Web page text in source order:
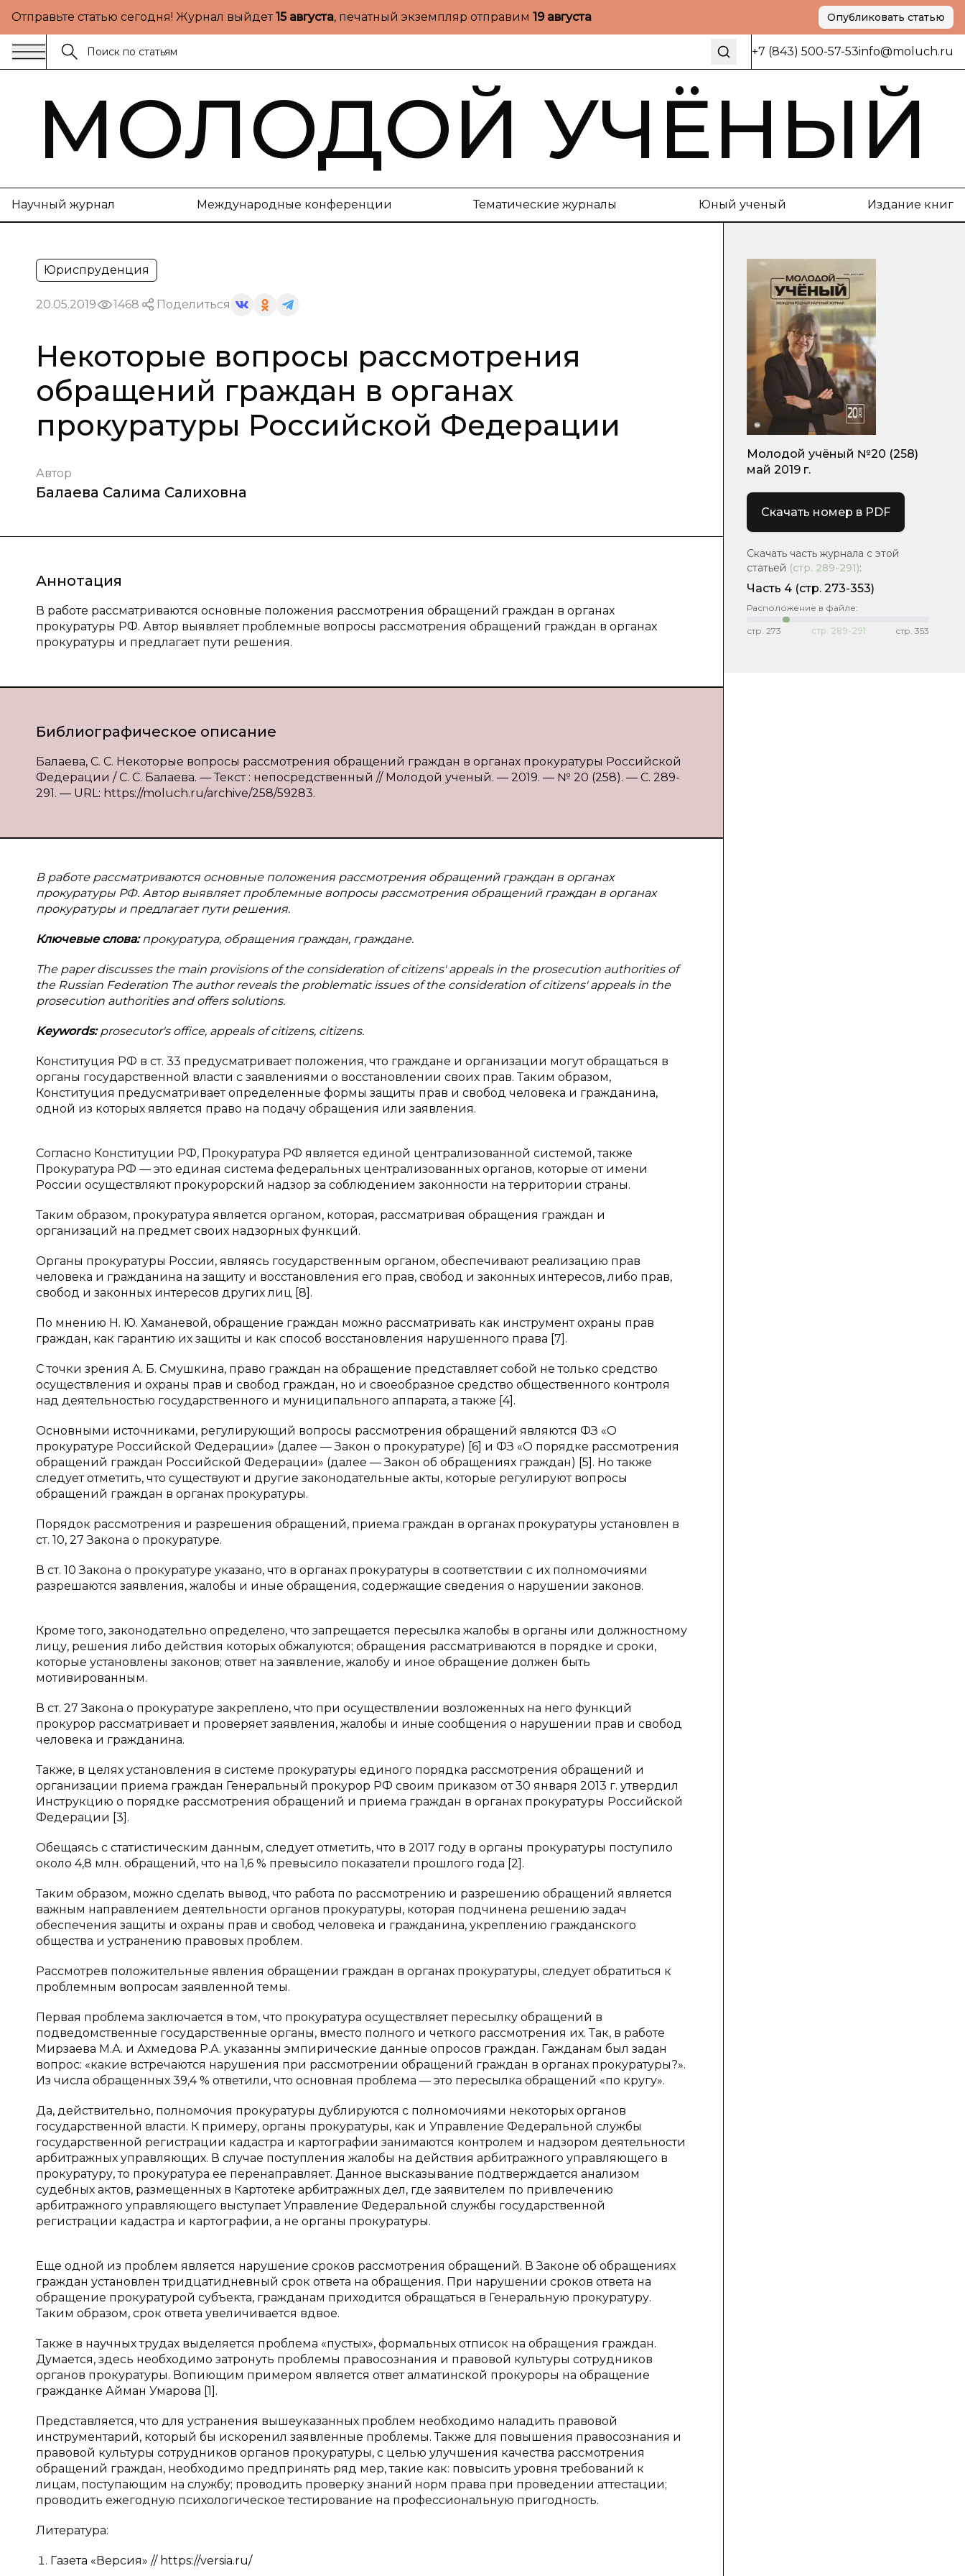
Отправьте статью сегодня! Журнал выйдет15 августа, печатный экземпляр отправим 19 августа Опубликовать статью
+7 (843) 500-57-53info@moluch.ru
МОЛОДОЙ УЧЁНЫЙ
Научный журнал Международные конференции Тематические журналы Юный ученый Издание книг
Юриспруденция
20.05.2019 1468 Поделиться
Некоторые вопросы рассмотрения
обращений граждан в органах
прокуратуры Российской Федерации
Автор
Балаева Салима Салиховна
Аннотация
В работе рассматриваются основные положения рассмотрения обращений граждан в органах
прокуратуры РФ. Автор выявляет проблемные вопросы рассмотрения обращений граждан в органах
прокуратуры и предлагает пути решения.
Библиографическое описание
Балаева, С. С. Некоторые вопросы рассмотрения обращений граждан в органах прокуратуры Российской
Федерации / С. С. Балаева. — Текст : непосредственный // Молодой ученый. — 2019. — № 20 (258). — С. 289-
291. — URL: https://moluch.ru/archive/258/59283.
В работе рассматриваются основные положения рассмотрения обращений граждан в органах
прокуратуры РФ. Автор выявляет проблемные вопросы рассмотрения обращений граждан в органах
прокуратуры и предлагает пути решения.
Ключевые слова:прокуратура, обращения граждан, граждане.
The paper discusses the main provisions of the consideration of citizens' appeals in the prosecution authorities of
the Russian Federation The author reveals the problematic issues of the consideration of citizens' appeals in the
prosecution authorities and offers solutions.
Keywords:prosecutor's office, appeals of citizens, citizens.
Конституция РФ в ст. 33 предусматривает положения, что граждане и организации могут обращаться в
органы государственной власти с заявлениями о восстановлении своих прав. Таким образом,
Конституция предусматривает определенные формы защиты прав и свобод человека и гражданина,
одной из которых является право на подачу обращения или заявления.
Согласно Конституции РФ, Прокуратура РФ является единой централизованной системой, также
Прокуратура РФ — это единая система федеральных централизованных органов, которые от имени
России осуществляют прокурорский надзор за соблюдением законности на территории страны.
Таким образом, прокуратура является органом, которая, рассматривая обращения граждан и
организаций на предмет своих надзорных функций.
Органы прокуратуры России, являясь государственным органом, обеспечивают реализацию прав
человека и гражданина на защиту и восстановления его прав, свобод и законных интересов, либо прав,
свобод и законных интересов других лиц [8].
По мнению Н. Ю. Хаманевой, обращение граждан можно рассматривать как инструмент охраны прав
граждан, как гарантию их защиты и как способ восстановления нарушенного права [7].
С точки зрения А. Б. Смушкина, право граждан на обращение представляет собой не только средство
осуществления и охраны прав и свобод граждан, но и своеобразное средство общественного контроля
над деятельностью государственного и муниципального аппарата, а также [4].
Основными источниками, регулирующий вопросы рассмотрения обращений являются ФЗ «О
прокуратуре Российской Федерации» (далее — Закон о прокуратуре) [6] и ФЗ «О порядке рассмотрения
обращений граждан Российской Федерации» (далее — Закон об обращениях граждан) [5]. Но также
следует отметить, что существуют и другие законодательные акты, которые регулируют вопросы
обращений граждан в органах прокуратуры.
Порядок рассмотрения и разрешения обращений, приема граждан в органах прокуратуры установлен в
ст. 10, 27 Закона о прокуратуре.
В ст. 10 Закона о прокуратуре указано, что в органах прокуратуры в соответствии с их полномочиями
разрешаются заявления, жалобы и иные обращения, содержащие сведения о нарушении законов.
Кроме того, законодательно определено, что запрещается пересылка жалобы в органы или должностному
лицу, решения либо действия которых обжалуются; обращения рассматриваются в порядке и сроки,
которые установлены законов; ответ на заявление, жалобу и иное обращение должен быть
мотивированным.
В ст. 27 Закона о прокуратуре закреплено, что при осуществлении возложенных на него функций
прокурор рассматривает и проверяет заявления, жалобы и иные сообщения о нарушении прав и свобод
человека и гражданина.
Также, в целях установления в системе прокуратуры единого порядка рассмотрения обращений и
организации приема граждан Генеральный прокурор РФ своим приказом от 30 января 2013 г. утвердил
Инструкцию о порядке рассмотрения обращений и приема граждан в органах прокуратуры Российской
Федерации [3].
Обещаясь с статистическим данным, следует отметить, что в 2017 году в органы прокуратуры поступило
около 4,8 млн. обращений, что на 1,6 % превысило показатели прошлого года [2].
Таким образом, можно сделать вывод, что работа по рассмотрению и разрешению обращений является
важным направлением деятельности органов прокуратуры, которая подчинена решению задач
обеспечения защиты и охраны прав и свобод человека и гражданина, укреплению гражданского
общества и устранению правовых проблем.
Рассмотрев положительные явления обращении граждан в органах прокуратуры, следует обратиться к
проблемным вопросам заявленной темы.
Первая проблема заключается в том, что прокуратура осуществляет пересылку обращений в
подведомственные государственные органы, вместо полного и четкого рассмотрения их. Так, в работе
Мирзаева М.А. и Ахмедова Р.А. указанны эмпирические данные опросов граждан. Гажданам был задан
вопрос: «какие встречаются нарушения при рассмотрении обращений граждан в органах прокуратуры?».
Из числа обращенных 39,4 % ответили, что основная проблема — это пересылка обращений «по кругу».
Да, действительно, полномочия прокуратуры дублируются с полномочиями некоторых органов
государственной власти. К примеру, органы прокуратуры, как и Управление Федеральной службы
государственной регистрации кадастра и картографии занимаются контролем и надзором деятельности
арбитражных управляющих. В случае поступления жалобы на действия арбитражного управляющего в
прокуратуру, то прокуратура ее перенаправляет. Данное высказывание подтверждается анализом
судебных актов, размещенных в Картотеке арбитражных дел, где заявителем по привлечению
арбитражного управляющего выступает Управление Федеральной службы государственной
регистрации кадастра и картографии, а не органы прокуратуры.
Еще одной из проблем является нарушение сроков рассмотрения обращений. В Законе об обращениях
граждан установлен тридцатидневный срок ответа на обращения. При нарушении сроков ответа на
обращение прокуратурой субъекта, гражданам приходится обращаться в Генеральную прокуратуру.
Таким образом, срок ответа увеличивается вдвое.
Также в научных трудах выделяется проблема «пустых», формальных отписок на обращения граждан.
Думается, здесь необходимо затронуть проблемы правосознания и правовой культуры сотрудников
органов прокуратуры. Вопиющим примером является ответ алматинской прокуроры на обращение
гражданке Айман Умарова [1].
Представляется, что для устранения вышеуказанных проблем необходимо наладить правовой
инструментарий, который бы искоренил заявленные проблемы. Также для повышения правосознания и
правовой культуры сотрудников органов прокуратуры, с целью улучшения качества рассмотрения
обращений граждан, необходимо предпринять ряд мер, такие как: повысить уровня требований к
лицам, поступающим на службу; проводить проверку знаний норм права при проведении аттестации;
проводить ежегодную психологическое тестирование на профессиональную пригодность.
Литература:
Газета «Версия» // https://versia.ru/
Молодой учёный №20 (258)
май 2019 г.
Скачать номер в PDF
Скачать часть журнала с этой
статьей (стр. 289-291):
Часть 4 (стр. 273-353)
Расположение в файле:
стр. 273 стр. 289-291 стр. 353